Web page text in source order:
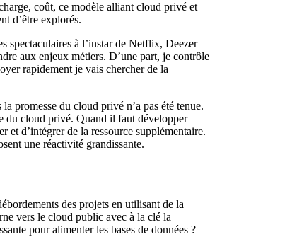
coût, ce modèle alliant cloud privé et
d’être explorés.
spectaculaires à l’instar de Netflix, Deezer
aux enjeux métiers. D’une part, je contrôle
rapidement je vais chercher de la
promesse du cloud privé n’a pas été tenue.
du cloud privé. Quand il faut développer
et d’intégrer de la ressource supplémentaire.
une réactivité grandissante.
des projets en utilisant de la
vers le cloud public avec à la clé la
pour alimenter les bases de données ?